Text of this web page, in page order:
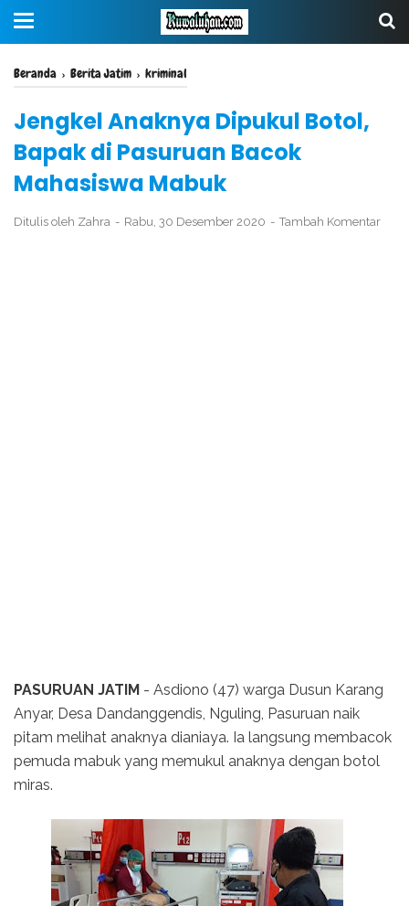
Beranda › Berita Jatim › kriminal
Jengkel Anaknya Dipukul Botol,
Bapak di Pasuruan Bacok
Mahasiswa Mabuk
Ditulis oleh Zahra Rabu, 30 Desember 2020 Tambah Komentar
PASURUAN JATIM - Asdiono (47) warga Dusun Karang
Anyar, Desa Dandanggendis, Nguling, Pasuruan naik
pitam melihat anaknya dianiaya. Ia langsung membacok
pemuda mabuk yang memukul anaknya dengan botol
miras.